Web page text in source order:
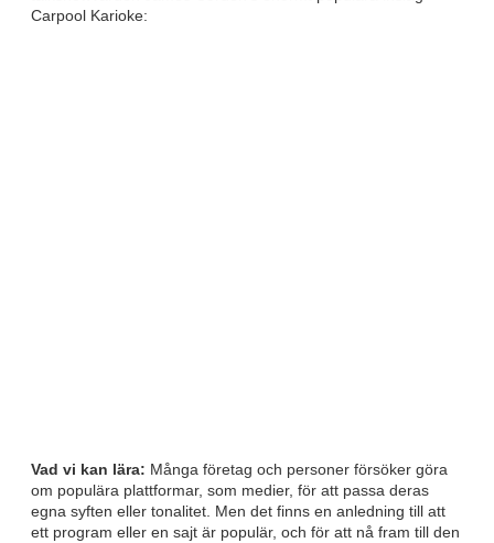
Carpool Karioke:
Vad vi kan lära: Många företag och personer försöker göra
om populära plattformar, som medier, för att passa deras
egna syften eller tonalitet. Men det finns en anledning till att
ett program eller en sajt är populär, och för att nå fram till den